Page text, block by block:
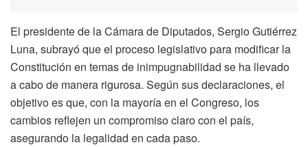
El presidente de la Cámara de Diputados, Sergio Gutiérrez
Luna, subrayó que el proceso legislativo para modificar la
Constitución en temas de inimpugnabilidad se ha llevado
a cabo de manera rigurosa. Según sus declaraciones, el
objetivo es que, con la mayoría en el Congreso, los
cambios reflejen un compromiso claro con el país,
asegurando la legalidad en cada paso.